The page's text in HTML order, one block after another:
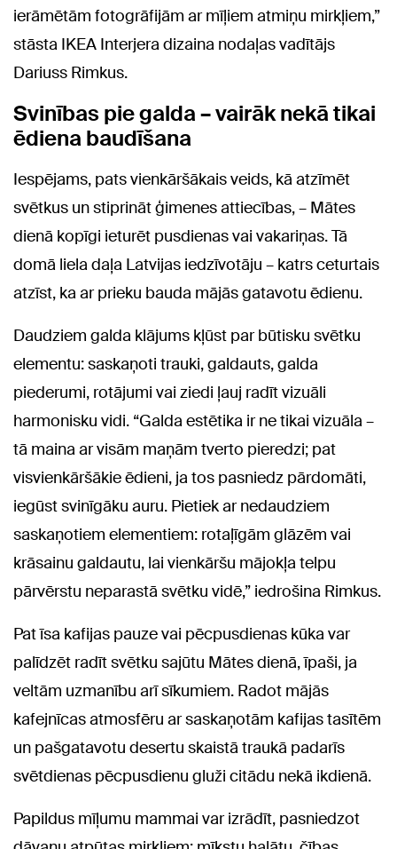
ierāmētām fotogrāfijām ar mīļiem atmiņu mirkļiem,”
stāsta IKEA Interjera dizaina nodaļas vadītājs
Dariuss Rimkus.
Svinības pie galda – vairāk nekā tikai
ēdiena baudīšana
Iespējams, pats vienkāršākais veids, kā atzīmēt
svētkus un stiprināt ģimenes attiecības, – Mātes
dienā kopīgi ieturēt pusdienas vai vakariņas. Tā
domā liela daļa Latvijas iedzīvotāju – katrs ceturtais
atzīst, ka ar prieku bauda mājās gatavotu ēdienu.
Daudziem galda klājums kļūst par būtisku svētku
elementu: saskaņoti trauki, galdauts, galda
piederumi, rotājumi vai ziedi ļauj radīt vizuāli
harmonisku vidi. “Galda estētika ir ne tikai vizuāla –
tā maina ar visām maņām tverto pieredzi; pat
visvienkāršākie ēdieni, ja tos pasniedz pārdomāti,
iegūst svinīgāku auru. Pietiek ar nedaudziem
saskaņotiem elementiem: rotaļīgām glāzēm vai
krāsainu galdautu, lai vienkāršu mājokļa telpu
pārvērstu neparastā svētku vidē,” iedrošina Rimkus.
Pat īsa kafijas pauze vai pēcpusdienas kūka var
palīdzēt radīt svētku sajūtu Mātes dienā, īpaši, ja
veltām uzmanību arī sīkumiem. Radot mājās
kafejnīcas atmosfēru ar saskaņotām kafijas tasītēm
un pašgatavotu desertu skaistā traukā padarīs
svētdienas pēcpusdienu gluži citādu nekā ikdienā.
Papildus mīļumu mammai var izrādīt, pasniedzot